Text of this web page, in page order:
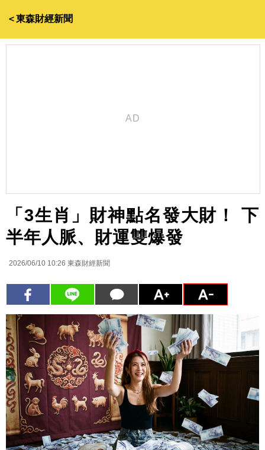
＜東森財經新聞
「3生肖」財神點名發大財！ 下
半年人脈、財運雙爆發
2026/06/10 10:26 東森財經新聞